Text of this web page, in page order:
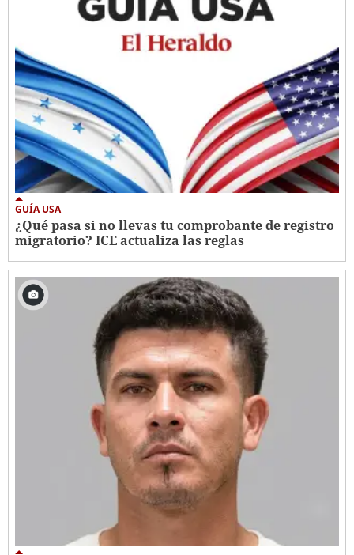
GUÍA USA
¿Qué pasa si no llevas tu comprobante de registro
migratorio? ICE actualiza las reglas